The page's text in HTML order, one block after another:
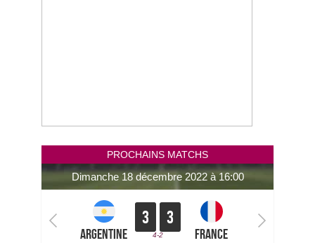
PROCHAINS MATCHS
dimanche 18 décembre 2022 à 16:00
Argentine
3 3
4-2 France